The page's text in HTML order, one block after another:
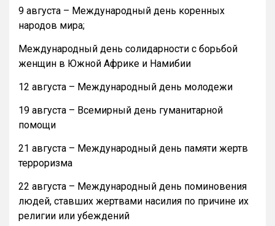
9 августа – Международный день коренных
народов мира;
Международный день солидарности с борьбой
женщин в Южной Африке и Намибии
12 августа – Международный день молодежи
19 августа – Всемирный день гуманитарной
помощи
21 августа – Международный день памяти жертв
терроризма
22 августа – Международный день поминовения
людей, ставших жертвами насилия по причине их
религии или убеждений